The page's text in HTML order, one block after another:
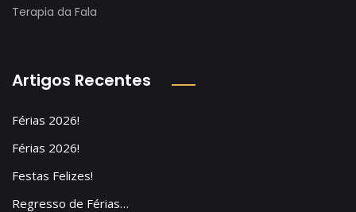
Terapia da Fala
Artigos Recentes
Férias 2026!
Férias 2026!
Festas Felizes!
Regresso de Férias…